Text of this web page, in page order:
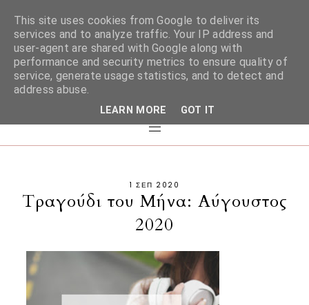
1 ΣΕΠ 2020
Τραγούδι του Μήνα: Αύγουστος
2020
This site uses cookies from Google to deliver its
services and to analyze traffic. Your IP address and
user-agent are shared with Google along with
performance and security metrics to ensure quality of
service, generate usage statistics, and to detect and
address abuse.
LEARN MORE GOT IT